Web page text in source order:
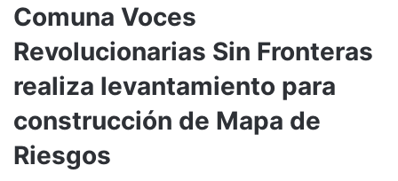
Comuna Voces
Revolucionarias Sin Fronteras
realiza levantamiento para
construcción de Mapa de
Riesgos